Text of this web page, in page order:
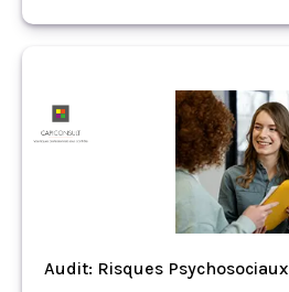
Audit: Risques Psychosociaux